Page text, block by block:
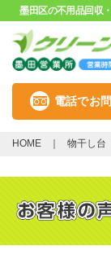
墨田区の不用品回収
電話でお
HOME 物干し台